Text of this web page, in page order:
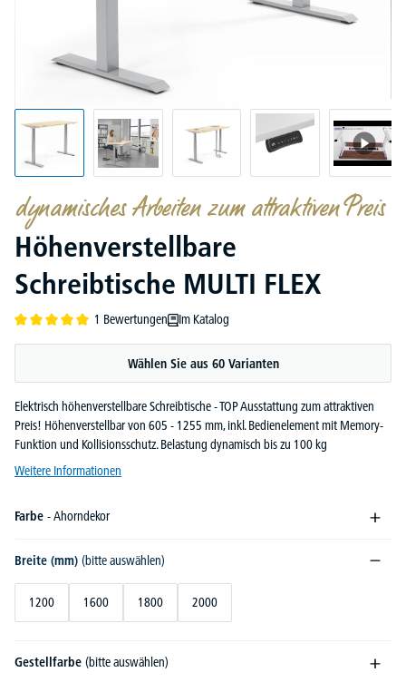
dynamisches Arbeiten zum attraktiven Preis
Höhenverstellbare
Schreibtische MULTI FLEX
1 Bewertungen Im Katalog
Wählen Sie aus 60 Varianten
Elektrisch höhenverstellbare Schreibtische - TOP Ausstattung zum attraktiven
Preis! Höhenverstellbar von 605 - 1255 mm, inkl. Bedienelement mit Memory-
Funktion und Kollisionsschutz. Belastung dynamisch bis zu 100 kg
Weitere Informationen
Farbe - Ahorndekor
Breite (mm) (bitte auswählen)
1200 1600 1800 2000
Gestellfarbe (bitte auswählen)